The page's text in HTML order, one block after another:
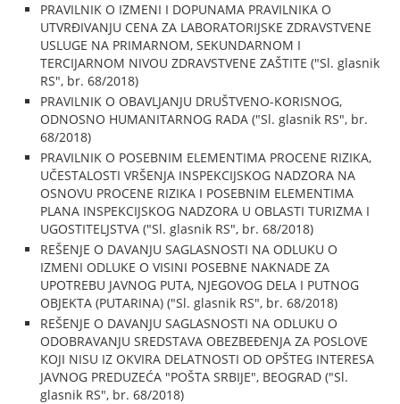
PRAVILNIK O IZMENI I DOPUNAMA PRAVILNIKA O
UTVRĐIVANJU CENA ZA LABORATORIJSKE ZDRAVSTVENE
USLUGE NA PRIMARNOM, SEKUNDARNOM I
TERCIJARNOM NIVOU ZDRAVSTVENE ZAŠTITE ("Sl. glasnik
RS", br. 68/2018)
PRAVILNIK O OBAVLJANJU DRUŠTVENO-KORISNOG,
ODNOSNO HUMANITARNOG RADA ("Sl. glasnik RS", br.
68/2018)
PRAVILNIK O POSEBNIM ELEMENTIMA PROCENE RIZIKA,
UČESTALOSTI VRŠENJA INSPEKCIJSKOG NADZORA NA
OSNOVU PROCENE RIZIKA I POSEBNIM ELEMENTIMA
PLANA INSPEKCIJSKOG NADZORA U OBLASTI TURIZMA I
UGOSTITELJSTVA ("Sl. glasnik RS", br. 68/2018)
REŠENJE O DAVANJU SAGLASNOSTI NA ODLUKU O
IZMENI ODLUKE O VISINI POSEBNE NAKNADE ZA
UPOTREBU JAVNOG PUTA, NJEGOVOG DELA I PUTNOG
OBJEKTA (PUTARINA) ("Sl. glasnik RS", br. 68/2018)
REŠENJE O DAVANJU SAGLASNOSTI NA ODLUKU O
ODOBRAVANJU SREDSTAVA OBEZBEĐENJA ZA POSLOVE
KOJI NISU IZ OKVIRA DELATNOSTI OD OPŠTEG INTERESA
JAVNOG PREDUZEĆA "POŠTA SRBIJE", BEOGRAD ("Sl.
glasnik RS", br. 68/2018)